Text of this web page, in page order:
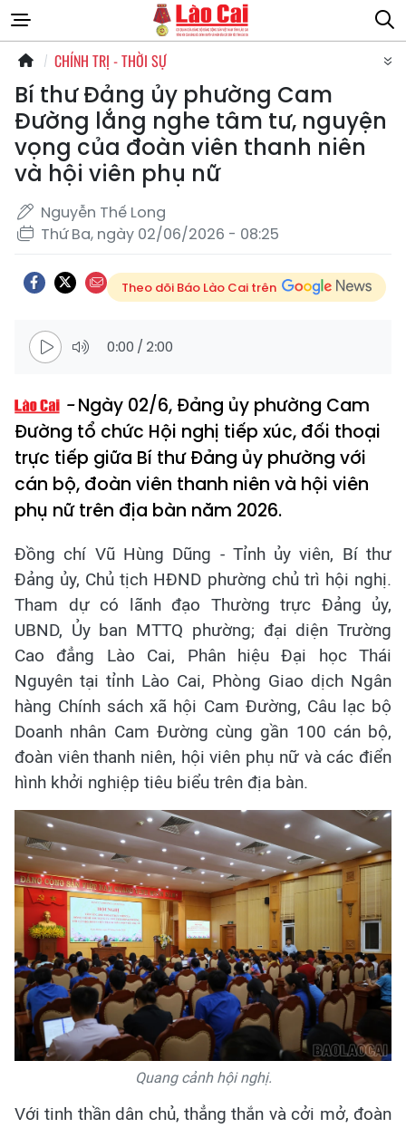
CHÍNH TRỊ - THỜI SỰ
Bí thư Đảng ủy phường Cam
Đường lắng nghe tâm tư, nguyện
vọng của đoàn viên thanh niên
và hội viên phụ nữ
Nguyễn Thế Long
Thứ Ba, ngày 02/06/2026 - 08:25
Theo dõi Báo Lào Cai trên
0:00 / 2:00
Ngày 02/6, Đảng ủy phường Cam
Đường tổ chức Hội nghị tiếp xúc, đối thoại
trực tiếp giữa Bí thư Đảng ủy phường với
cán bộ, đoàn viên thanh niên và hội viên
phụ nữ trên địa bàn năm 2026.
Đồng chí Vũ Hùng Dũng - Tỉnh ủy viên, Bí thư
Đảng ủy, Chủ tịch HĐND phường chủ trì hội nghị.
Tham dự có lãnh đạo Thường trực Đảng ủy,
UBND, Ủy ban MTTQ phường; đại diện Trường
Cao đẳng Lào Cai, Phân hiệu Đại học Thái
Nguyên tại tỉnh Lào Cai, Phòng Giao dịch Ngân
hàng Chính sách xã hội Cam Đường, Câu lạc bộ
Doanh nhân Cam Đường cùng gần 100 cán bộ,
đoàn viên thanh niên, hội viên phụ nữ và các điển
hình khởi nghiệp tiêu biểu trên địa bàn.
Quang cảnh hội nghị.
Với tinh thần dân chủ, thẳng thắn và cởi mở, đoàn